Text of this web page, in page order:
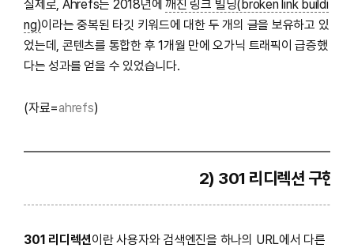
실제로, Ahrefs는 2018년에깨진 링크 빌딩(broken link buildi
ng)이라는 중복된 타깃 키워드에 대한 두 개의 글을 보유하고 있
었는데, 콘텐츠를 통합한 후 1개월 만에 오가닉 트래픽이 급증했
다는 성과를 얻을 수 있었습니다.
(자료=ahrefs)
2) 301 리디렉션 구현
301 리디렉션이란 사용자와 검색엔진을 하나의 URL에서 다른